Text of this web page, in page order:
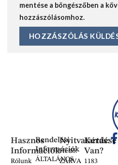
mentése a böngészőben a
hozzászólásomhoz.
Hasznos
Információk
Rólunk
Rendelési
Információk
ÁLTALÁNOS
Kérdése
Van?
1183
Nyitvatartás:
Hétfő:
ZÁRVA